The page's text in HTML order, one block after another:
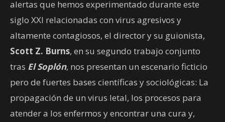
alertas que hemos experimentado durante este
siglo XXI relacionadas con virus agresivos y
altamente contagiosos, el director y su guionista,
Scott Z. Burns, en su segundo trabajo conjunto
tras El Soplón, nos presentan un escenario ficticio
pero de fuertes bases científicas y sociológicas: La
propagación de un virus letal, los procesos para
atender a los enfermos y encontrar una cura y,